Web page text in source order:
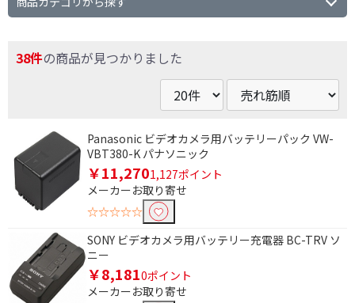
38件の商品が見つかりました
Panasonic ビデオカメラ用バッテリーパック VW-
VBT380-K パナソニック
￥11,2701,127ポイント
メーカーお取り寄せ
☆☆☆☆☆
SONY ビデオカメラ用バッテリー充電器 BC-TRV ソ
ニー
￥8,1810ポイント
メーカーお取り寄せ